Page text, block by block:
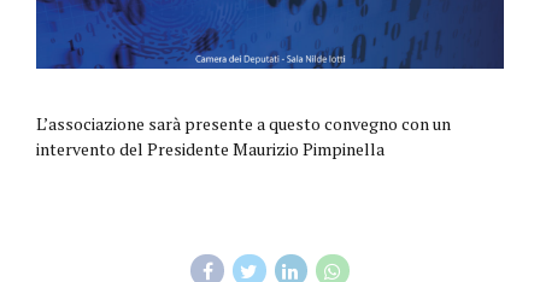
L’associazione sarà presente a questo convegno con un
intervento del Presidente Maurizio Pimpinella